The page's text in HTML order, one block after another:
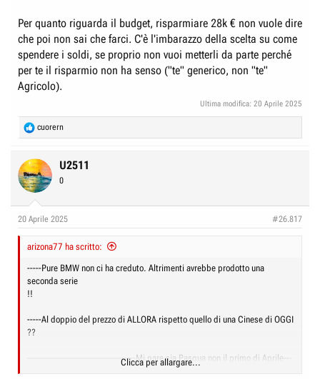
Per quanto riguarda il budget, risparmiare 28k € non vuole dire
che poi non sai che farci. C'è l'imbarazzo della scelta su come
spendere i soldi, se proprio non vuoi metterli da parte perché
per te il risparmio non ha senso ("te" generico, non "te"
Agricolo).
Ultima modifica: 20 Aprile 2025
R
e
c
t
i
s
cuorern
U2511
0
20 Aprile 2025 #26.817
arizona77 ha scritto:
-----Pure BMW non ci ha creduto. Altrimenti avrebbe prodotto una
seconda serie
!!
-----Al doppio del prezzo di ALLORA rispetto quello di una Cinese di OGGI
??
--------------------------------------Mi pare sia Pasqua non il primo di Aprile---
Clicca per allargare...